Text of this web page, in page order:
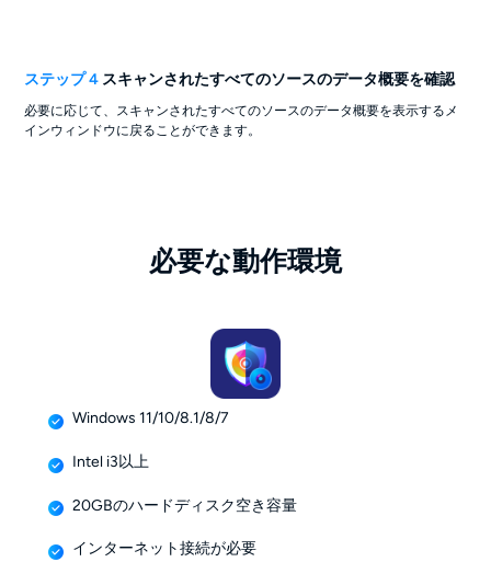
ステップ 4 スキャンされたすべてのソースのデータ概要を確認
必要に応じて、スキャンされたすべてのソースのデータ概要を表示するメ
インウィンドウに戻ることができます。
必要な動作環境
Windows 11/10/8.1/8/7
Intel i3以上
20GBのハードディスク空き容量
インターネット接続が必要